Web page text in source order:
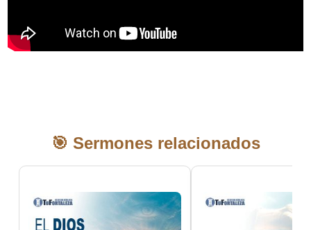
🎯 Sermones relacionados